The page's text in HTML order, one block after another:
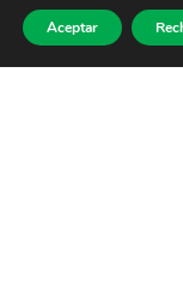
Aceptar